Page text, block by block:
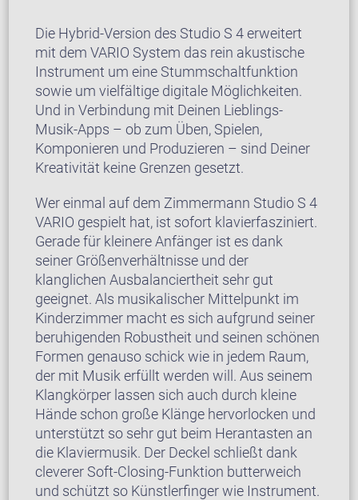
Die Hybrid-Version des Studio S 4 erweitert
mit dem VARIO System das rein akustische
Instrument um eine Stummschaltfunktion
sowie um vielfältige digitale Möglichkeiten.
Und in Verbindung mit Deinen Lieblings-
Musik-Apps – ob zum Üben, Spielen,
Komponieren und Produzieren – sind Deiner
Kreativität keine Grenzen gesetzt.
Wer einmal auf dem Zimmermann Studio S 4
VARIO gespielt hat, ist sofort klavierfasziniert.
Gerade für kleinere Anfänger ist es dank
seiner Größenverhältnisse und der
klanglichen Ausbalanciertheit sehr gut
geeignet. Als musikalischer Mittelpunkt im
Kinderzimmer macht es sich aufgrund seiner
beruhigenden Robustheit und seinen schönen
Formen genauso schick wie in jedem Raum,
der mit Musik erfüllt werden will. Aus seinem
Klangkörper lassen sich auch durch kleine
Hände schon große Klänge hervorlocken und
unterstützt so sehr gut beim Herantasten an
die Klaviermusik. Der Deckel schließt dank
cleverer Soft-Closing-Funktion butterweich
und schützt so Künstlerfinger wie Instrument.